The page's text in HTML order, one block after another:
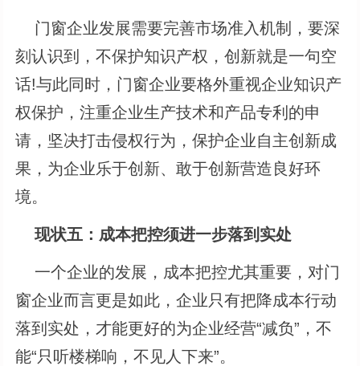
门窗企业发展需要完善市场准入机制，要深
刻认识到，不保护知识产权，创新就是一句空
话!与此同时，门窗企业要格外重视企业知识产
权保护，注重企业生产技术和产品专利的申
请，坚决打击侵权行为，保护企业自主创新成
果，为企业乐于创新、敢于创新营造良好环
境。
现状五：成本把控须进一步落到实处
一个企业的发展，成本把控尤其重要，对门
窗企业而言更是如此，企业只有把降成本行动
落到实处，才能更好的为企业经营“减负”，不
能“只听楼梯响，不见人下来”。